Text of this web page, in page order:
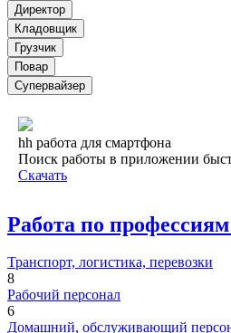
Директор
Кладовщик
Грузчик
Повар
Супервайзер
hh работа для смартфона
Поиск работы в приложении
Скачать
Работа по
Транспорт, логистика, перевозки
8
Рабочий персонал
6
Домашний, обслуживающий